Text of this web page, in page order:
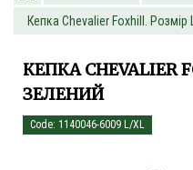
Кепка Chevalier Foxhill. Розмір
КЕПКА CHEVALIER
ЗЕЛЕНИЙ
Code: 1140046-6009 L/XL